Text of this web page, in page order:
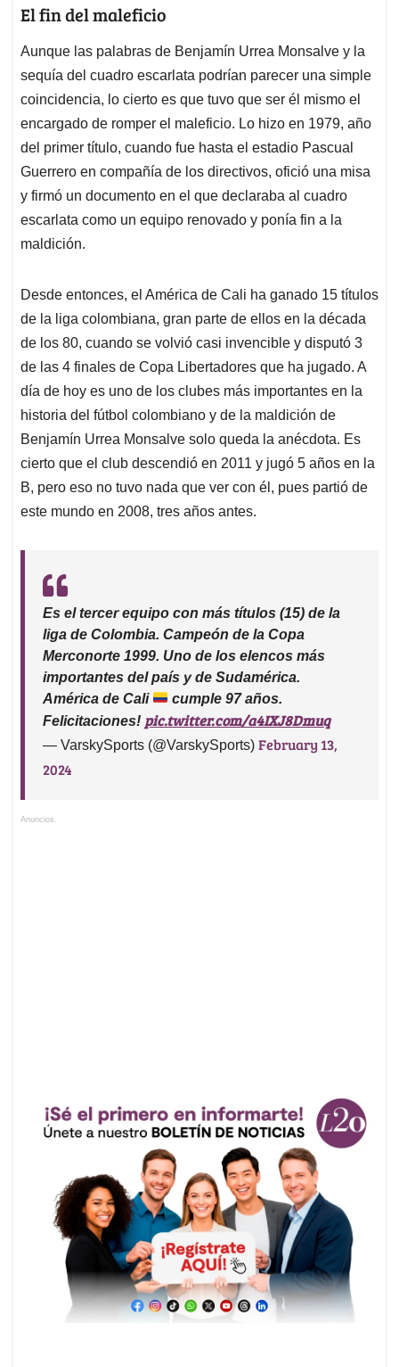
El fin del maleficio
Aunque las palabras de Benjamín Urrea Monsalve y la
sequía del cuadro escarlata podrían parecer una simple
coincidencia, lo cierto es que tuvo que ser él mismo el
encargado de romper el maleficio. Lo hizo en 1979, año
del primer título, cuando fue hasta el estadio Pascual
Guerrero en compañía de los directivos, ofició una misa
y firmó un documento en el que declaraba al cuadro
escarlata como un equipo renovado y ponía fin a la
maldición.
Desde entonces, el América de Cali ha ganado 15 títulos
de la liga colombiana, gran parte de ellos en la década
de los 80, cuando se volvió casi invencible y disputó 3
de las 4 finales de Copa Libertadores que ha jugado. A
día de hoy es uno de los clubes más importantes en la
historia del fútbol colombiano y de la maldición de
Benjamín Urrea Monsalve solo queda la anécdota. Es
cierto que el club descendió en 2011 y jugó 5 años en la
B, pero eso no tuvo nada que ver con él, pues partió de
este mundo en 2008, tres años antes.
Es el tercer equipo con más títulos (15) de la
liga de Colombia. Campeón de la Copa
Merconorte 1999. Uno de los elencos más
importantes del país y de Sudamérica.
América de Cali
cumple 97 años.
Felicitaciones! pic.twitter.com/a4IXJ8Dmuq
— VarskySports (@VarskySports) February 13,
2024
Anuncios.